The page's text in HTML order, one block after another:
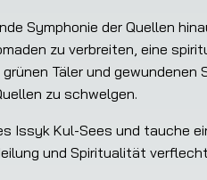
Symphonie der Quellen
zu verbreiten, eine
Täler und
zu schwelgen.
Issyk Kul-Sees und tauche
und Spiritualität